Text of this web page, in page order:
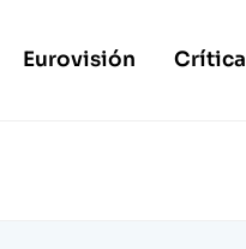
Eurovisión Crítica